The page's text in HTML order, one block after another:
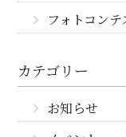
フォトコン
カテゴリー
お知らせ